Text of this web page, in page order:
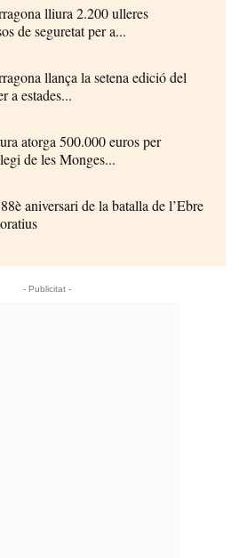
lliura 2.200 ulleres
de seguretat per a...
llança la setena edició del
a estades...
atorga 500.000 euros per
de les Monges...
aniversari de la batalla de l’Ebre
- Publicitat -